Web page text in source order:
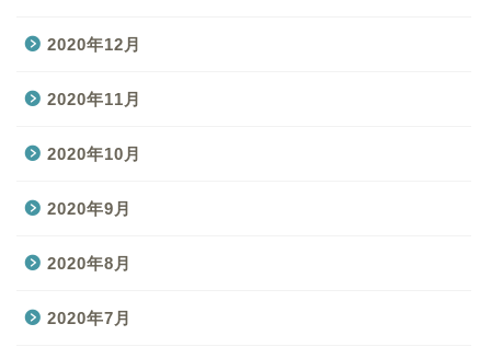
2020年12月
2020年11月
2020年10月
2020年9月
2020年8月
2020年7月